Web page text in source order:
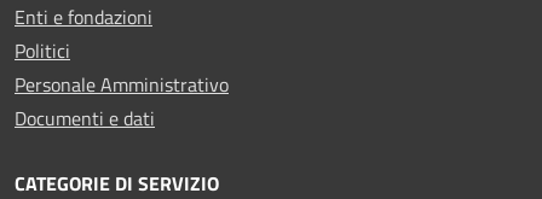
Enti e fondazioni
Politici
Personale Amministrativo
Documenti e dati
CATEGORIE DI SERVIZIO